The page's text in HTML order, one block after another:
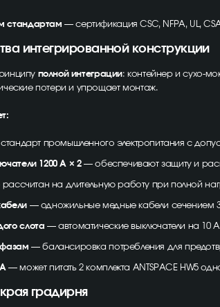
стандартам — сертификация CSC, NFPA, UL,
интегрированной конструкции
полной интеграции: контейнер и сухо-
потери и упрощает монтаж.
промышленного электропитания с
1200 А × 2— обеспечивают защиту и
на длительную работу при полной
— одножильные медные кабели сечением
слота — автоматические выключатели на 10
фазам — балансировка потребления для
— может питать 2 комплекта ANTSPACE HW5
градирня